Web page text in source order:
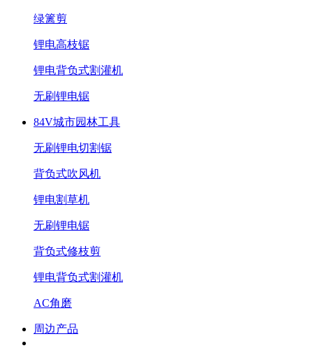
绿篱剪
锂电高枝锯
锂电背负式割灌机
无刷锂电锯
84V城市园林工具
无刷锂电切割锯
背负式吹风机
锂电割草机
无刷锂电锯
背负式修枝剪
锂电背负式割灌机
AC角磨
周边产品